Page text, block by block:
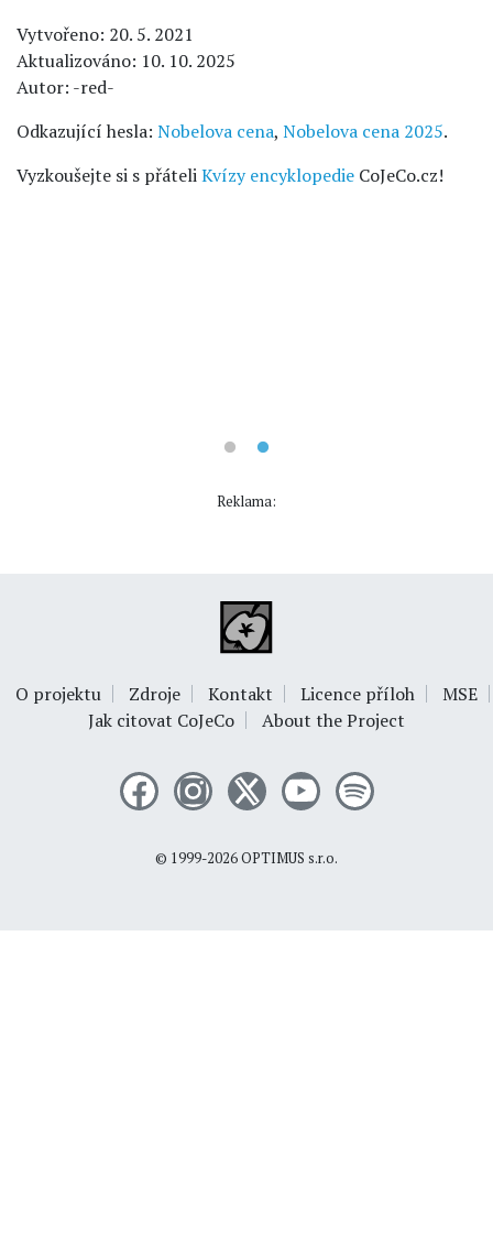
Vytvořeno: 20. 5. 2021
Aktualizováno: 10. 10. 2025
Autor: -red-
Odkazující hesla: Nobelova cena, Nobelova cena 2025.
Vyzkoušejte si s přáteliKvízy encyklopedie CoJeCo.cz!
Reklama:
O projektu Zdroje Kontakt Licence příloh
MSE
Jak citovat CoJeCo
About the Project
© 1999-2026OPTIMUS s.r.o.